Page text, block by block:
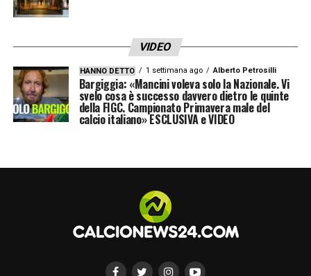
un terzino: adesso quel lavoro lo fanno
capacità di restare uniti nelle difficoltà, di far
male quando è il momento, di leggere le
tante partite dentro la partita».
VIDEO
HANNO DETTO 1 settimana ago Alberto Petrosilli
Bargiggia: «Mancini voleva solo la Nazionale. Vi
svelo cosa è successo davvero dietro le quinte
della FIGC. Campionato Primavera male del
calcio italiano» ESCLUSIVA e VIDEO